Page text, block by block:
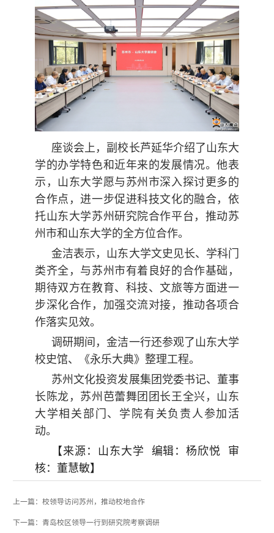
座谈会上，副校长芦延华介绍了山东大
学的办学特色和近年来的发展情况。他表
示，山东大学愿与苏州市深入探讨更多的
合作点，进一步促进科技文化的融合，依
托山东大学苏州研究院合作平台，推动苏
州市和山东大学的全方位合作。
金洁表示，山东大学文史见长、学科门
类齐全，与苏州市有着良好的合作基础，
期待双方在教育、科技、文旅等方面进一
步深化合作，加强交流对接，推动各项合
作落实见效。
调研期间，金洁一行还参观了山东大学
校史馆、《永乐大典》整理工程。
苏州文化投资发展集团党委书记、董事
长陈龙，苏州芭蕾舞团团长王全兴，山东
大学相关部门、学院有关负责人参加活
动。
【来源：山东大学 编辑：杨欣悦 审
核：董慧敏】
上一篇：校领导访问苏州，推动校地合作
下一篇：青岛校区领导一行到研究院考察调研